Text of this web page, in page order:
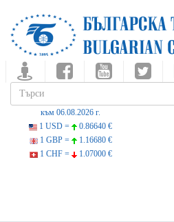
към 06.08.2026 г.
1 USD =
0.86640 €
1 GBP =
1.16680 €
1 CHF =
1.07000 €